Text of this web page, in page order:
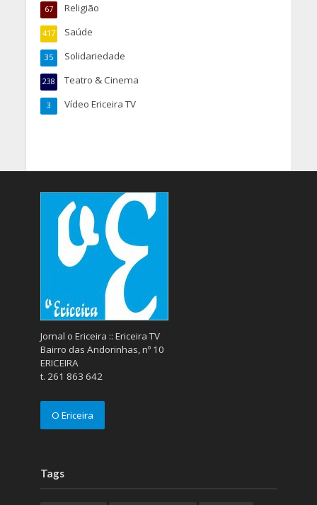
Religião
67
Saúde
417
Solidariedade
35
Teatro & Cinema
238
Vídeo Ericeira TV
3
Jornal o Ericeira :: Ericeira TV
Bairro das Andorinhas, nº 10
ERICEIRA
t. 261 863 642
O Ericeira
Tags